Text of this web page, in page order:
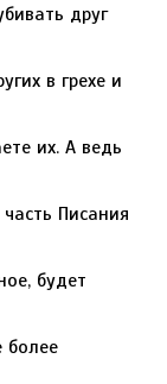
друг
в грехе и
их. А ведь
Писания
будет
более